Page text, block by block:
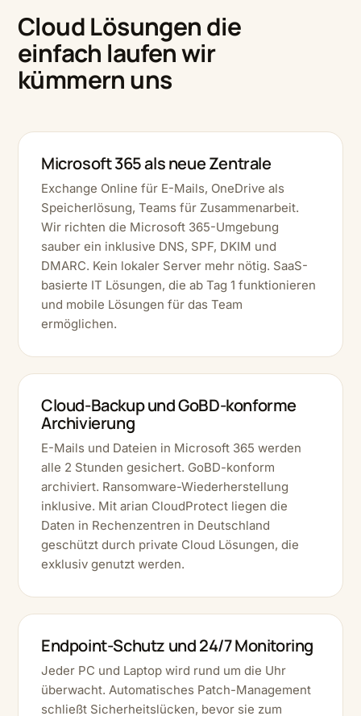
Cloud Lösungen die
einfach laufen wir
kümmern uns
Microsoft 365 als neue Zentrale
Exchange Online für E-Mails, OneDrive als
Speicherlösung, Teams für Zusammenarbeit.
Wir richten die Microsoft 365-Umgebung
sauber ein inklusive DNS, SPF, DKIM und
DMARC. Kein lokaler Server mehr nötig. SaaS-
basierte IT Lösungen, die ab Tag 1 funktionieren
und mobile Lösungen für das Team
ermöglichen.
Cloud-Backup und GoBD-konforme
Archivierung
E-Mails und Dateien in Microsoft 365 werden
alle 2 Stunden gesichert. GoBD-konform
archiviert. Ransomware-Wiederherstellung
inklusive. Mit arian CloudProtect liegen die
Daten in Rechenzentren in Deutschland
geschützt durch private Cloud Lösungen, die
exklusiv genutzt werden.
Endpoint-Schutz und 24/7 Monitoring
Jeder PC und Laptop wird rund um die Uhr
überwacht. Automatisches Patch-Management
schließt Sicherheitslücken, bevor sie zum